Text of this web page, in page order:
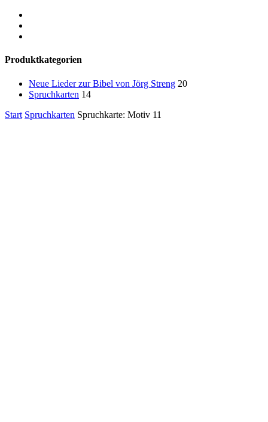
Produktkategorien
Neue Lieder zur Bibel von Jörg Streng 20
Spruchkarten 14
Start Spruchkarten Spruchkarte: Motiv 11